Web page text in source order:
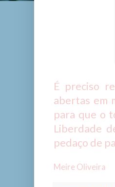
É preciso
abertas em
para que o
Liberdade
pedaço de
Meire Oliveira